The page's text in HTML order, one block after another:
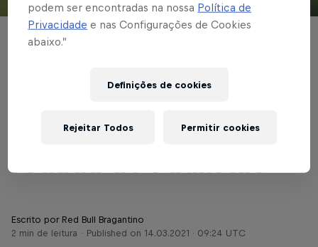
© Red Bull Bragantino
PAULISTÃO
No Nabizão, Red Bull
Santo André, pela 4ª
Escrito por Red Bull Bragantino
2 min de leitura
Published on 14.03.2021 · 09:24 UTC
podem ser encontradas na nossa Política de
Privacidade e nas Configurações de Cookies
abaixo.”
Definições de cookies
Rejeitar Todos Permitir cookies